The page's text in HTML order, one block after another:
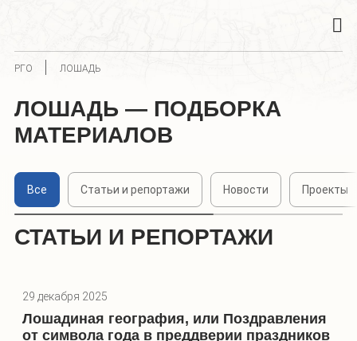
РГО ЛОШАДЬ
ЛОШАДЬ — ПОДБОРКА
МАТЕРИАЛОВ
Все Статьи и репортажи Новости Проекты
СТАТЬИ И РЕПОРТАЖИ
29 декабря 2025
Лошадиная география, или Поздравления
от символа года в преддверии праздников